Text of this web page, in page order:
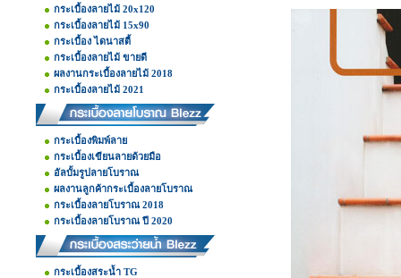
กระเบื้องลายไม้ 20x120
กระเบื้องลายไม้ 15x90
กระเบื้อง ไดนาสตี้
กระเบื้องลายไม้ ขายดี
ผลงานกระเบื้องลายไม้ 2018
กระเบื้องลายไม้ 2021
กระเบื้องพิมพ์ลาย
กระเบื้องเขียนลายด้วยมือ
อัลบั้มรูปลายโบราณ
ผลงานลูกค้ากระเบื้องลายโบราณ
กระเบื้องลายโบราณ 2018
กระเบื้องลายโบราณ ปี 2020
กระเบื้องสระน้ำ TG